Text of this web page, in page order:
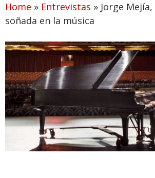
Home » Entrevistas » Jorge
soñada en la música